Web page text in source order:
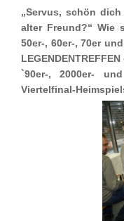
„Servus, schön dich
alter Freund?“ Wie
50er-, 60er-, 70er
`90er-, 2000er-
Viertelfinal-